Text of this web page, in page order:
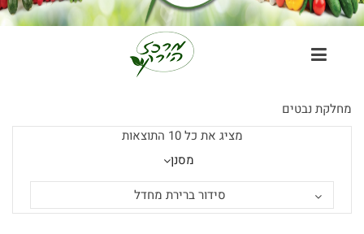
מחלקת נבטים
מציג את כל 10 התוצאות
מסנן
סידור ברירת מחדל